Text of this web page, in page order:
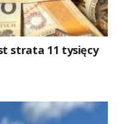
strata 11 tysięcy